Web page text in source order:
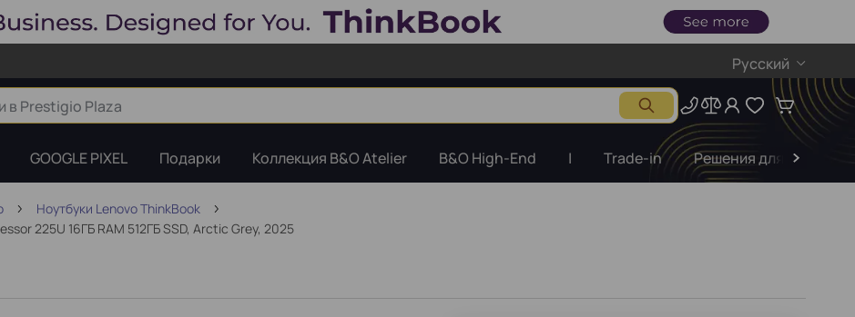
Русский
GOOGLE PIXEL Подарки Коллекция B&O Atelier B&O High-End | Trade-in Решения для бизнеса
Ноутбуки Lenovo ThinkBook
225U 16ГБ RAM 512ГБ SSD, Arctic Grey, 2025